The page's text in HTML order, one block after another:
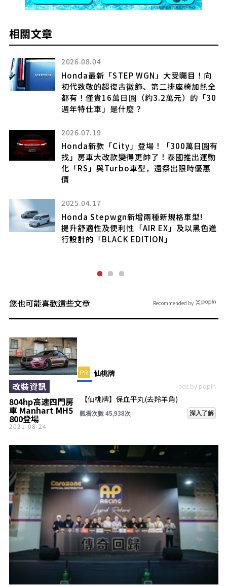
相關文章
2026.08.04
Honda最新「STEP WGN」大受矚目！向
初代致敬的超復古徽飾、第二排座椅加熱全
都有！僅貴16萬日圓（約3.2萬元）的「30
週年特仕車」是什麼？
2026.07.19
Honda新款「City」登場！「300萬日圓有
找」房車大改款變得更帥了！泰國推出運動
化「RS」與Turbo車型，還祭出限時優惠
價
2025.04.17
Honda Stepwgn新增兩種新規格車型!
提升舒適性及便利性「AIR EX」及以黑色進
行設計的「BLACK EDITION」
您也可能喜歡這些文章
804hp高速四門房
車 Manhart MH5
800登場
改裝資訊
2021-08-24
PR 仙桃牌
ads by popIn
【仙桃牌】保血平丸(去羚羊角)
觀看次數 45,938次 深入了解
Recommended by